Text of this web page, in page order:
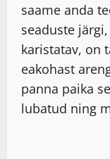
saame anda
seaduste
karistatav, on
eakohast
panna paika
lubatud ning